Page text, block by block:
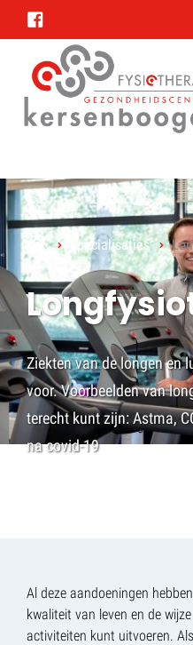
Specialisaties
Ziekten van de longen en
voor. Voorbeelden van
terecht kunt zijn: Astma,
na covid-19
Al deze aandoeningen
kwaliteit van leven en de
activiteiten kunt uitvoeren.